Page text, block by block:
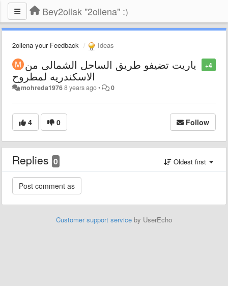
Bey2ollak "2ollena" :)
2ollena your Feedback Ideas
+4 ياريت تضيفو طريق الساحل الشمالى من
الاسكندريه لمطروح
mohreda19768 years ago• 0
4 0 Follow
Replies 0 Oldest first
Customer support service by UserEcho